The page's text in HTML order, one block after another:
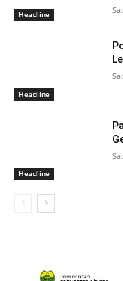
Headline
Headline
Headline